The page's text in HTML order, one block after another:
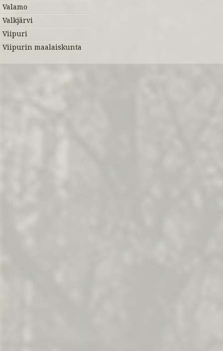
Valamo
Valkjärvi
Viipuri
Viipurin maalaiskunta